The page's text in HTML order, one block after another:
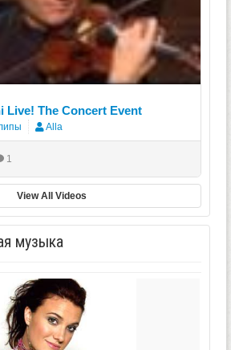
Live! The Concert Event
Alla
1
View All Videos
музыка